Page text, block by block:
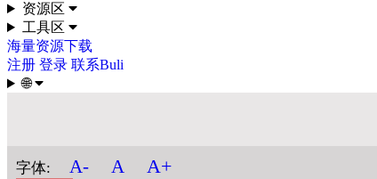
资源区
工具区
海量资源下载
注册 登录 联系Buli
🌐
字体: A- A A+